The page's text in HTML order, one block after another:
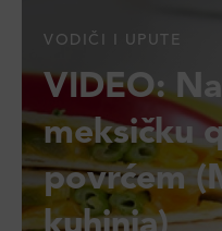
VODIČI I UPUTE
VIDEO:
meksičku
povrćem